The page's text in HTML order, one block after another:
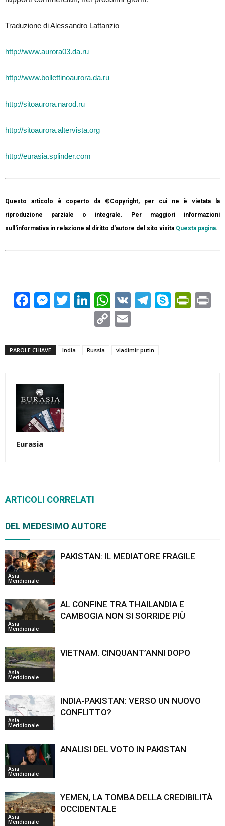
Traduzione di Alessandro Lattanzio
http://www.aurora03.da.ru
http://www.bollettinoaurora.da.ru
http://sitoaurora.narod.ru
http://sitoaurora.altervista.org
http://eurasia.splinder.com
Questo articolo è coperto da ©Copyright, per cui ne è vietata la
riproduzione parziale o integrale. Per maggiori informazioni
sull'informativa in relazione al diritto d'autore del sito visita Questa pagina.
Facebook
Messenger
TwitterLinkedIn
WhatsApp
VK Telegram
Skype
Copy
PAROLE CHIAVE India Russia vladimir putin
Eurasia
ARTICOLI CORRELATI
DEL MEDESIMO AUTORE
Asia
Meridionale
PAKISTAN: IL MEDIATORE FRAGILE
Asia
Meridionale
AL CONFINE TRA THAILANDIA E
CAMBOGIA NON SI SORRIDE PIÙ
Asia
Meridionale
VIETNAM. CINQUANT’ANNI DOPO
Asia
Meridionale
INDIA-PAKISTAN: VERSO UN NUOVO
CONFLITTO?
Asia
Meridionale
ANALISI DEL VOTO IN PAKISTAN
Asia
Meridionale
YEMEN, LA TOMBA DELLA CREDIBILITÀ
OCCIDENTALE